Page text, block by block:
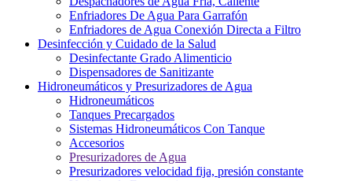
Enfriadores De Agua Para Garrafón
Enfriadores de Agua Conexión Directa a Filtro
Desinfección y Cuidado de la Salud
Desinfectante Grado Alimenticio
Dispensadores de Sanitizante
Hidroneumáticos y Presurizadores de Agua
Hidroneumáticos
Tanques Precargados
Sistemas Hidroneumáticos Con Tanque
Accesorios
Presurizadores de Agua
Presurizadores velocidad fija, presión constante